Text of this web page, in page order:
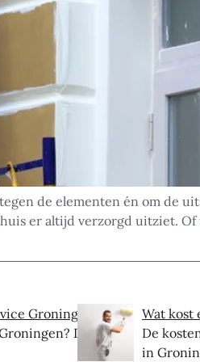
de elementen én om de
er altijd verzorgd uitziet.
Groningen
Dit
Wat kost
De
in